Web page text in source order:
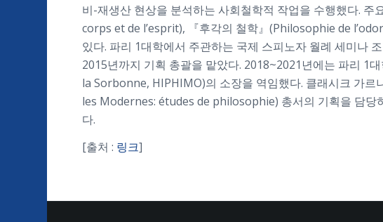
비-재생산 현상을 분석하는 사회철학적 작업을 수행했다. 주
corps et de l’esprit), 『후각의 철학』(Philosophie de
있다. 파리 1대학에서 주관하는 국제 스피노자 월례 세미나
2015년까지 기획 총괄을 맡았다. 2018~2021년에는 파리
la Sorbonne, HIPHIMO)의 소장을 역임했다. 클래시크 가르
les Modernes: études de philosophie) 총서의 기획을 담당
다.
[출처 : 링크]